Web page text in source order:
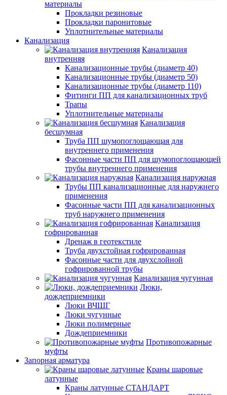
материалы
Прокладки резиновые
Прокладки паронитовые
Уплотнительные материалы
Канализация
Канализация
внутренняя
Канализационные трубы (диаметр 40)
Канализационные трубы (диаметр 50)
Канализационные трубы (диаметр 110)
Фитинги ПП для канализационных труб
Трапы
Уплотнительные материалы
Канализация
бесшумная
Труба ПП шумопоглощающая для
внутреннего применения
Фасонные части ПП для шумопоглощающей
трубы внутреннего применения
Канализация наружная
Трубы ПП канализационные для наружнего
применения
Фасонные части ПП для канализационных
труб наружнего применения
Канализация
гофрированная
Дренаж в геотекстиле
Труба двухстойная гофрированная
Фасонные части для двухслойной
гофрированной трубы
Канализация чугунная
Люки,
дождеприемники
Люки ВЧШГ
Люки чугунные
Люки полимерные
Дождеприемники
Противопожарные
муфты
Запорная арматура
Краны шаровые
латунные
Краны латунные СТАНДАРТ